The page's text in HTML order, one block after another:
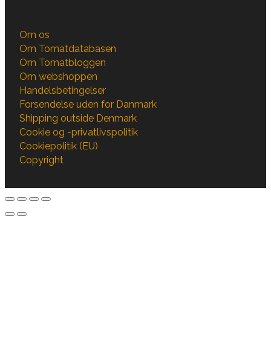
Om os
Om Tomatdatabasen
Om Tomatbloggen
Om webshoppen
Handelsbetingelser
Forsendelse uden for Danmark
Shipping outside Denmark
Cookie og -privatlivspolitik
Cookiepolitik (EU)
Copyright